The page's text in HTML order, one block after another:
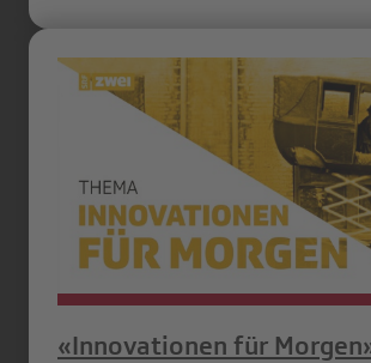
«Innovationen für